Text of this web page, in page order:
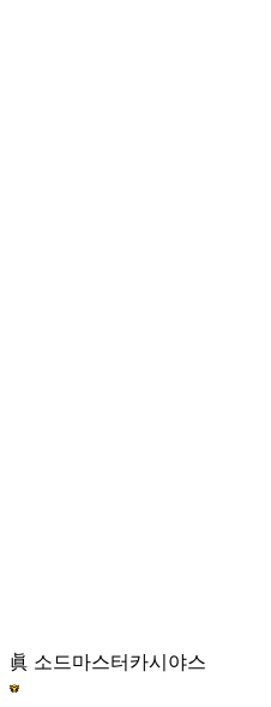
眞 소드마스터 카시야스